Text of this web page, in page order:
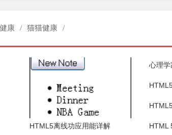
康 / 猫猫健康 /
HTML5离线功应用能详解
心理学
HTML